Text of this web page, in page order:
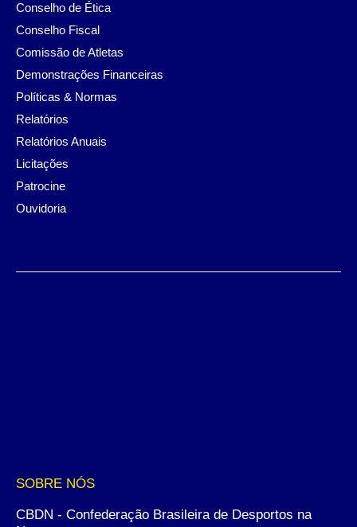
Conselho de Ética
Conselho Fiscal
Comissão de Atletas
Demonstrações Financeiras
Políticas & Normas
Relatórios
Relatórios Anuais
Licitações
Patrocine
Ouvidoria
SOBRE NÓS
CBDN - Confederação Brasileira de Desportos na